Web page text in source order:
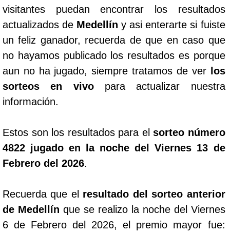
visitantes puedan encontrar los resultados
actualizados de Medellín y asi enterarte si fuiste
un feliz ganador, recuerda de que en caso que
no hayamos publicado los resultados es porque
aun no ha jugado, siempre tratamos de ver
los
sorteos en vivopara actualizar nuestra
información.
Estos son los resultados para elsorteo número
4822 jugado en la noche del Viernes 13 de
Febrero del 2026.
Recuerda que el resultado del sorteo anterior
de Medellín que se realizo la noche del Viernes
6 de Febrero del 2026, el premio mayor fue: